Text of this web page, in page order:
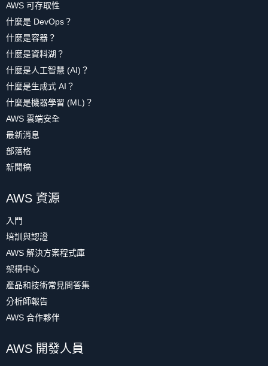
AWS 可存取性
什麼是 DevOps？
什麼是容器？
什麼是資料湖？
什麼是人工智慧 (AI)？
什麼是生成式 AI？
什麼是機器學習 (ML)？
AWS 雲端安全
最新消息
部落格
新聞稿
AWS 資源
入門
培訓與認證
AWS 解決方案程式庫
架構中心
產品和技術常見問答集
分析師報告
AWS 合作夥伴
AWS 開發人員